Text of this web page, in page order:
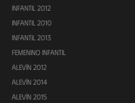
INFANTIL 2012
INFANTIL 2010
INFANTIL 2013
FEMENINO INFANTIL
ALEVÍN 2012
ALEVÍN 2014
ALEVÍN 2015